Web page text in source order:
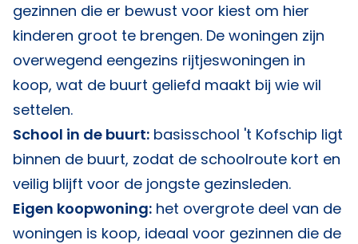
gezinnen die er bewust voor kiest om hier
kinderen groot te brengen. De woningen zijn
overwegend eengezins rijtjeswoningen in
koop, wat de buurt geliefd maakt bij wie wil
settelen.
School in de buurt: basisschool 't Kofschip ligt
binnen de buurt, zodat de schoolroute kort en
veilig blijft voor de jongste gezinsleden.
Eigen koopwoning: het overgrote deel van de
woningen is koop, ideaal voor gezinnen die de